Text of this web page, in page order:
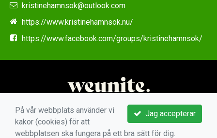
kristinehamnsok@outlook.com
https://www.kristinehamnsok.nu/
https://www.facebook.com/groups/kristinehamnsok/
Jag accepterar
På vår webbplats använder vi
kakor (cookies) för att
webbplatsen ska fungera på ett bra sätt för dig.